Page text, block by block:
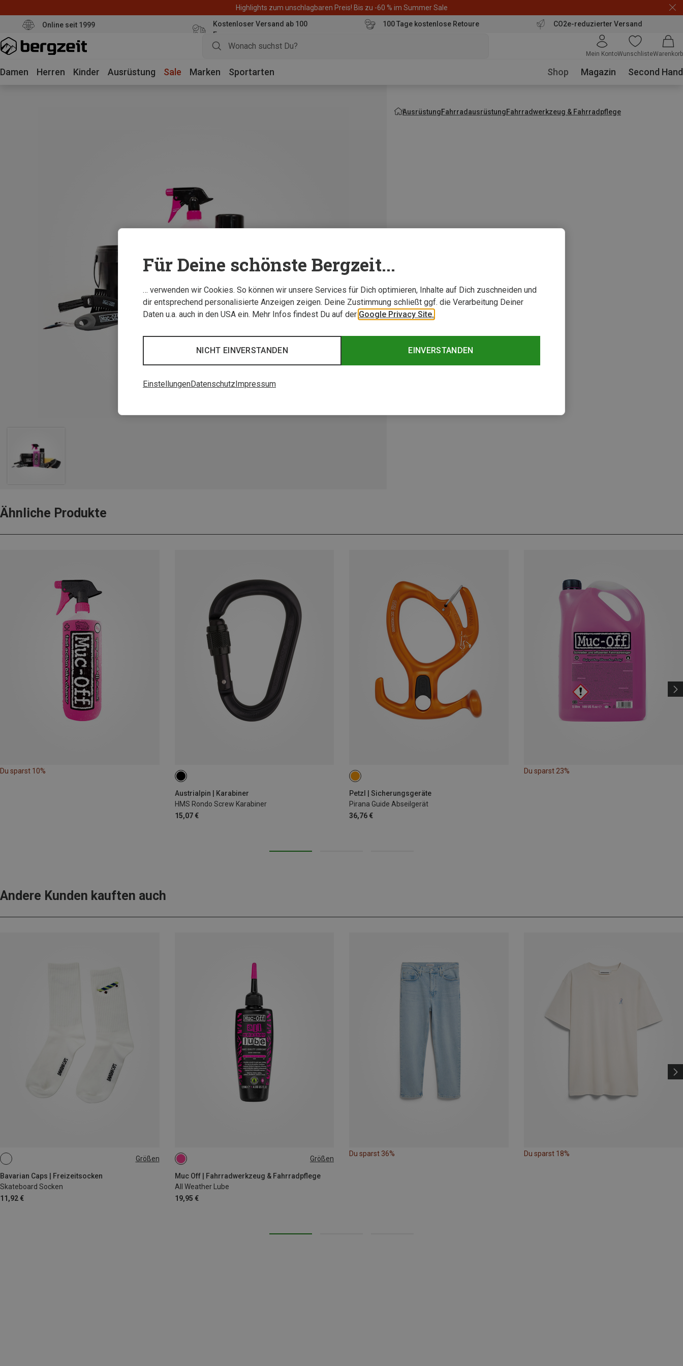
Highlights zum unschlagbaren Preis! Bis zu -60 % im Summer Sale
Online seit 1999
Kostenloser Versand ab 100
Euro
100 Tage kostenlose Retoure CO2e-reduzierter Versand
Mein KontoWunschlisteWarenkorb
Damen Herren Kinder Ausrüstung Sale Marken Sportarten Shop Magazin Second Hand
AusrüstungFahrradausrüstungFahrradwerkzeug & Fahrradpflege
Ähnliche Produkte
Du sparst 10%
Austrialpin | Karabiner
HMS Rondo Screw Karabiner
15,07 €
Petzl | Sicherungsgeräte
Pirana Guide Abseilgerät
36,76 €
Du sparst 23%
Andere Kunden kauften auch
Größen
Bavarian Caps | Freizeitsocken
Skateboard Socken
11,92 €
36|37|38|39|40 Größen
Muc Off | Fahrradwerkzeug & Fahrradpflege
All Weather Lube
19,95 €
120ML
Du sparst 36% Du sparst 18%
Für Deine schönste Bergzeit...
… verwenden wir Cookies. So können wir unsere Services für Dich optimieren, Inhalte auf Dich zuschneiden und
dir entsprechend personalisierte Anzeigen zeigen. Deine Zustimmung schließt ggf. die Verarbeitung Deiner
Daten u.a. auch in den USA ein. Mehr Infos findest Du auf der Google Privacy Site.
EINVERSTANDEN
NICHT EINVERSTANDEN
EinstellungenDatenschutzImpressum